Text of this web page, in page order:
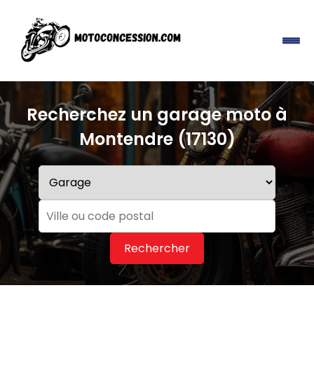
Recherchez un garage moto à
Montendre (17130)
Rechercher